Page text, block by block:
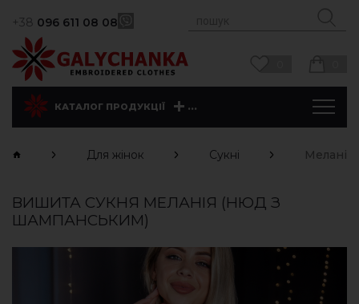
+38 096 611 08 08
КАТАЛОГ ПРОДУКЦІЇ ...
Для жінок Сукні
ВИШИТА СУКНЯ МЕЛАНІЯ (НЮД З
ШАМПАНСЬКИМ)